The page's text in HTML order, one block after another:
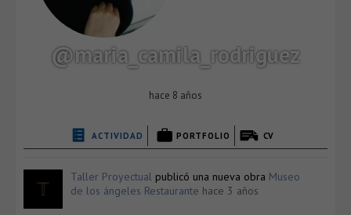
@maria_camila_rodriguez
hace 8 años
ACTIVIDAD PORTFOLIO CV
Taller Proyectual publicó una nueva obra Museo
de los ángeles Restaurante hace 3 años